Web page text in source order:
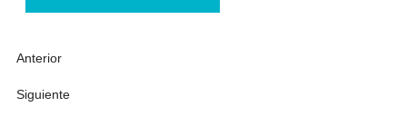
Anterior
Siguiente